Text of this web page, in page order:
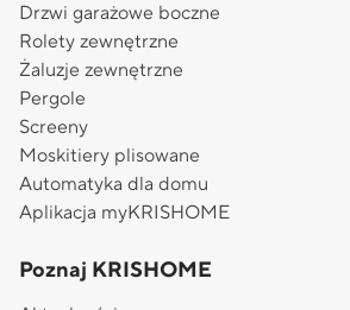
Drzwi garażowe boczne
Rolety zewnętrzne
Żaluzje zewnętrzne
Pergole
Screeny
Moskitiery plisowane
Automatyka dla domu
Aplikacja myKRISHOME
Poznaj KRISHOME